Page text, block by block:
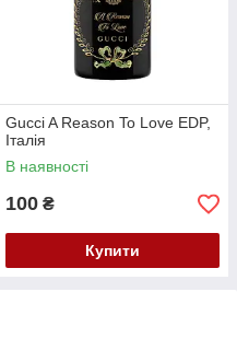
Gucci A Reason To Love EDP,
Італія
В наявності
100 ₴
Купити